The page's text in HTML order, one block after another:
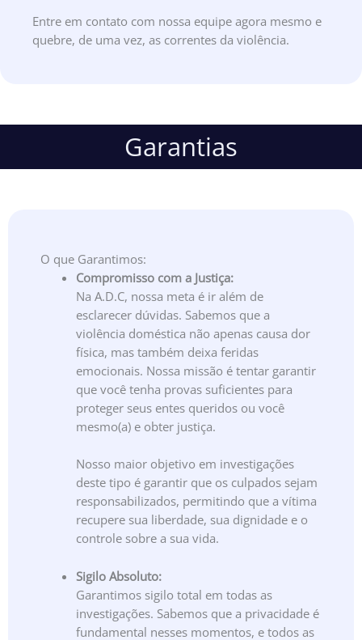
Entre em contato com nossa equipe agora mesmo e
quebre, de uma vez, as correntes da violência.
Garantias
O que Garantimos:
Compromisso com a Justiça:
Na A.D.C, nossa meta é ir além de
esclarecer dúvidas. Sabemos que a
violência doméstica não apenas causa dor
física, mas também deixa feridas
emocionais. Nossa missão é tentar garantir
que você tenha provas suficientes para
proteger seus entes queridos ou você
mesmo(a) e obter justiça.
Nosso maior objetivo em investigações
deste tipo é garantir que os culpados sejam
responsabilizados, permitindo que a vítima
recupere sua liberdade, sua dignidade e o
controle sobre a sua vida.
Sigilo Absoluto:
Garantimos sigilo total em todas as
investigações. Sabemos que a privacidade é
fundamental nesses momentos, e todos as